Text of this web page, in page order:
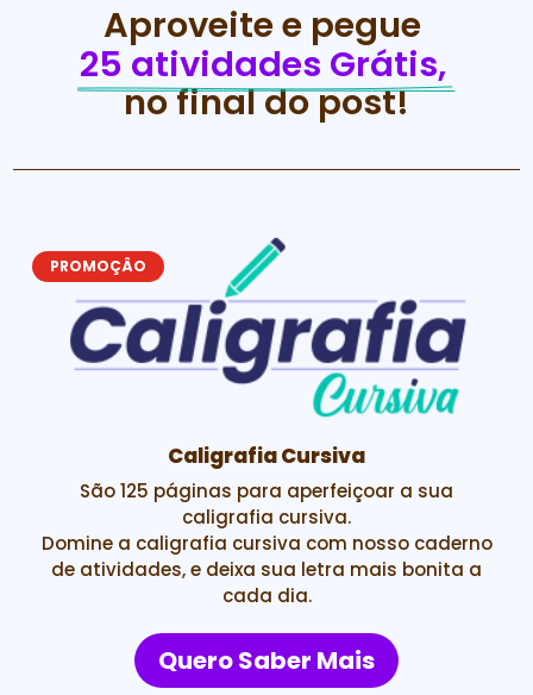
Aproveite e pegue
25 atividades Grátis,
no final do post!
PROMOÇÂO
Caligrafia Cursiva
São 125 páginas para aperfeiçoar a sua
caligrafia cursiva.
Domine a caligrafia cursiva com nosso caderno
de atividades, e deixa sua letra mais bonita a
cada dia.
Quero Saber Mais